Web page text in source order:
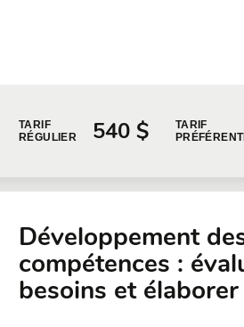
TARIF
RÉGULIER
540 $
TARIF
Développement
compétences :
besoins et